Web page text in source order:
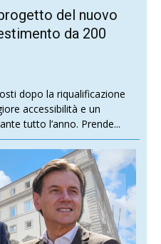
del nuovo
da 200
dopo la riqualificazione
accessibilità e un
tutto l’anno. Prende...